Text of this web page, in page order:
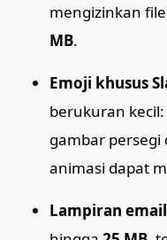
mengizinkan
MB.
Emoji khusus
berukuran
gambar persegi
animasi dapat
Lampiran email